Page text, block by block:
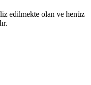
edilmekte olan ve henüz